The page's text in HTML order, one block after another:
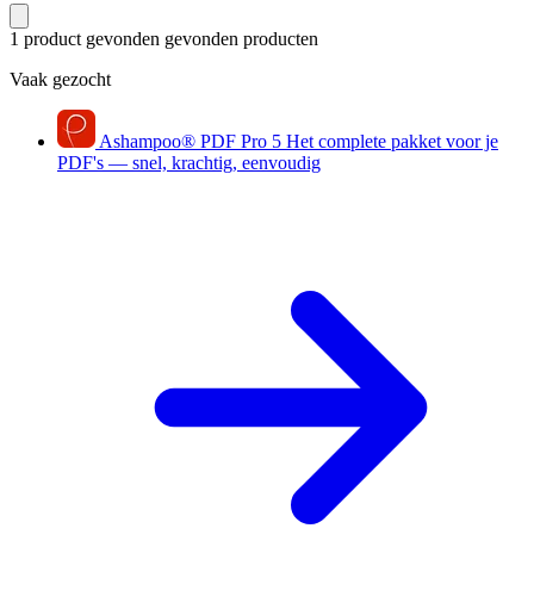
1 product gevonden gevonden producten
Vaak gezocht
Ashampoo® PDF Pro 5 Het complete pakket voor je
PDF's — snel, krachtig, eenvoudig